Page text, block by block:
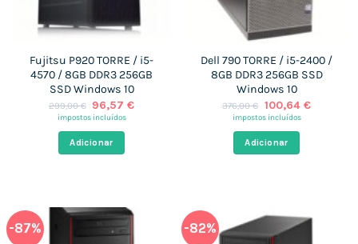
Fujitsu P920 TORRE / i5-
4570 / 8GB DDR3 256GB
SSD Windows 10
299,00€ O
preço
era:
299,00 €.
96,57€O
impostos incluídos
Adicionar
Dell 790 TORRE / i5-2400 /
8GB DDR3 256GB SSD
Windows 10
376,00€ O
preço
era:
376,00 €.
100,64 €O
impostos incluídos
Adicionar
-87% -82%